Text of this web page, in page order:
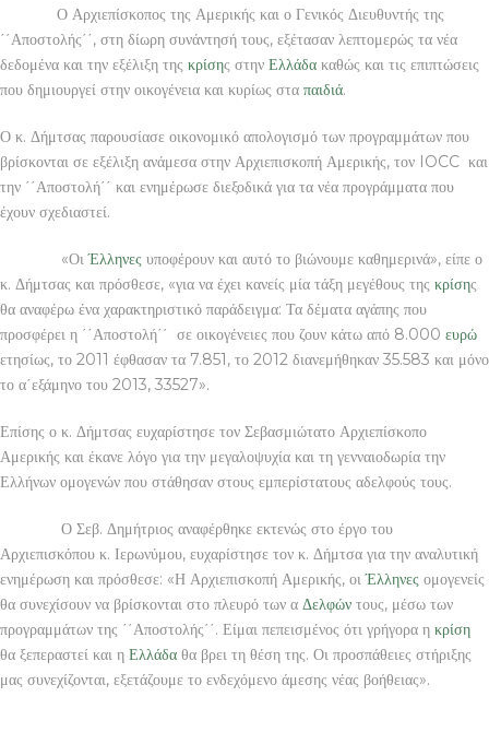
Ο Αρχιεπίσκοπος της Αμερικής και ο Γενικός Διευθυντής της
΄΄Αποστολής΄΄, στη δίωρη συνάντησή τους, εξέτασαν λεπτομερώς τα νέα
δεδομένα και την εξέλιξη της κρίσης στην Ελλάδα καθώς και τις επιπτώσεις
που δημιουργεί στην οικογένεια και κυρίως στα παιδιά.
Ο κ. Δήμτσας παρουσίασε οικονομικό απολογισμό των προγραμμάτων που
βρίσκονται σε εξέλιξη ανάμεσα στην Αρχιεπισκοπή Αμερικής, τον IOCC και
την ΄΄Αποστολή΄΄ και ενημέρωσε διεξοδικά για τα νέα προγράμματα που
έχουν σχεδιαστεί.
«ΟιΈλληνες υποφέρουν και αυτό το βιώνουμε καθημερινά», είπε ο
κ. Δήμτσας και πρόσθεσε, «για να έχει κανείς μία τάξη μεγέθους της κρίσης
θα αναφέρω ένα χαρακτηριστικό παράδειγμα: Τα δέματα αγάπης που
προσφέρει η ΄΄Αποστολή΄΄ σε οικογένειες που ζουν κάτω από 8.000 ευρώ
ετησίως, το 2011 έφθασαν τα 7.851, το 2012 διανεμήθηκαν 35.583 και μόνο
το α΄εξάμηνο του 2013, 33527».
Επίσης ο κ. Δήμτσας ευχαρίστησε τον Σεβασμιώτατο Αρχιεπίσκοπο
Αμερικής και έκανε λόγο για την μεγαλοψυχία και τη γενναιοδωρία την
Ελλήνων ομογενών που στάθησαν στους εμπερίστατους αδελφούς τους.
Ο Σεβ. Δημήτριος αναφέρθηκε εκτενώς στο έργο του
Αρχιεπισκόπου κ. Ιερωνύμου, ευχαρίστησε τον κ. Δήμτσα για την αναλυτική
ενημέρωση και πρόσθεσε: «Η Αρχιεπισκοπή Αμερικής, οιΈλληνες ομογενείς
θα συνεχίσουν να βρίσκονται στο πλευρό των α Δελφών τους, μέσω των
προγραμμάτων της ΄΄Αποστολής΄΄. Είμαι πεπεισμένος ότι γρήγορα η κρίση
θα ξεπεραστεί και η Ελλάδα θα βρει τη θέση της. Οι προσπάθειες στήριξης
μας συνεχίζονται, εξετάζουμε το ενδεχόμενο άμεσης νέας βοήθειας».